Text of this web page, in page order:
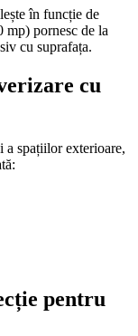
în funcție de
mp) pornesc de la
cu suprafața.
cu
a spațiilor exterioare,
pentru